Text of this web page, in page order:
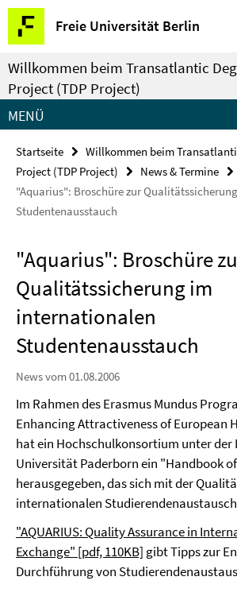
Springe
direkt
zu
Inhalt
Freie Universität Berlin
Service-
Navigation
Willkommen beim Transatlantic
Project (TDP Project)
MENÜ
Startseite
Willkommen beim
Project (TDP Project)
News & Termine
"Aquarius": Broschüre zur
Studentenausstauch
"Aquarius": Broschüre
Qualitätssicherung im
internationalen
Studentenausstauch
News vom 01.08.2006
Im Rahmen des Erasmus Mundus
Enhancing Attractiveness of European
hat ein Hochschulkonsortium unter der
Universität Paderborn ein "Handbook
herausgegeben, das sich mit der
internationalen
"AQUARIUS: Quality Assurance in
Exchange" [pdf, 110KB] gibt Tipps zur
Durchführung von